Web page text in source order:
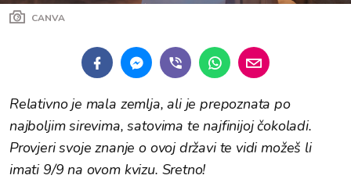
CANVA
Relativno je mala zemlja, ali je prepoznata po
najboljim sirevima, satovima te najfinijoj čokoladi.
Provjeri svoje znanje o ovoj državi te vidi možeš li
imati 9/9 na ovom kvizu. Sretno!